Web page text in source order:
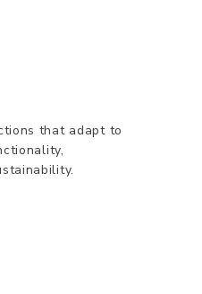
that adapt to